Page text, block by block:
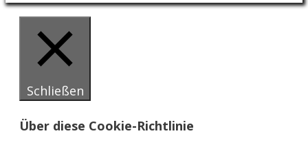
Schließen
Über diese Cookie-Richtlinie